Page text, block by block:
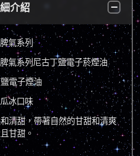
介紹
氣系列
氣系列尼古丁鹽電子菸煙油
電子煙油
冰口味
清甜，帶著自然的甘甜和清爽
甘甜。